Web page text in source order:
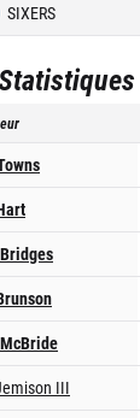
SIXERS
III